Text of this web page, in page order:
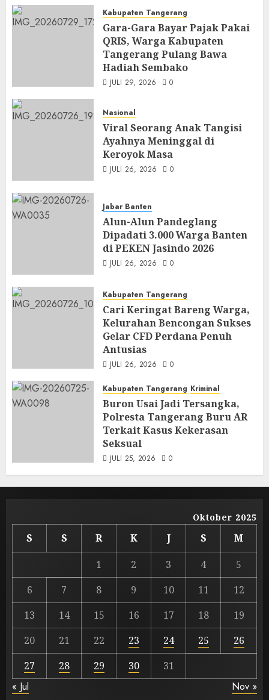
Kabupaten Tangerang
Gara-Gara Bayar Pajak Pakai
QRIS, Warga Kabupaten
Tangerang Pulang Bawa
Hadiah Sembako
JULI 29, 2026 0
Nasional
Viral Seorang Anak Tangisi
Ayahnya Meninggal di
Keroyok Masa
JULI 26, 2026 0
Jabar Banten
Alun-Alun Pandeglang
Dipadati 3.000 Warga Banten
di PEKEN Jasindo 2026
JULI 26, 2026 0
Kabupaten Tangerang
Cari Keringat Bareng Warga,
Kelurahan Bencongan Sukses
Gelar CFD Perdana Penuh
Antusias
JULI 26, 2026 0
Kabupaten Tangerang Kriminal
Buron Usai Jadi Tersangka,
Polresta Tangerang Buru AR
Terkait Kasus Kekerasan
Seksual
JULI 25, 2026 0
Oktober 2025
S S R K J S
M
1
2 3 4
5
6
7 8 9 10 11
12
13
14 15 16 17 18
19
20
21 22 23 24 25
26
27
28 29 30 31
« Jul Nov »